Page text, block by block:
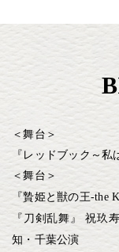
＜舞台＞
『レッドブック～
＜舞台＞
『贄姫と獣の王-the
『刀剣乱舞』 祝玖
知・千葉公演